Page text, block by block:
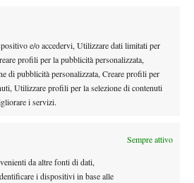
e/o accedervi, Utilizzare dati limitati per
profili per la pubblicità personalizzata,
di pubblicità personalizzata, Creare profili per
Utilizzare profili per la selezione di contenuti
i servizi.
Sempre attivo
da altre fonti di dati,
i dispositivi in base alle
Instagram